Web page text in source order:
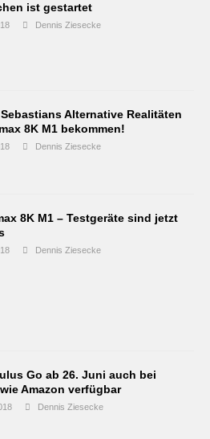
ist gestartet
Dennis Ziesecke
Alternative Realitäten
8K M1 bekommen!
Dennis Ziesecke
8K M1 – Testgeräte sind jetzt
Dennis Ziesecke
Go ab 26. Juni auch bei
Amazon verfügbar
Dennis Ziesecke